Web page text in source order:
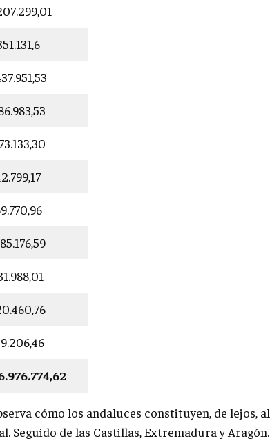
cómo los andaluces constituyen, de lejos, al
de las Castillas, Extremadura y Aragón.